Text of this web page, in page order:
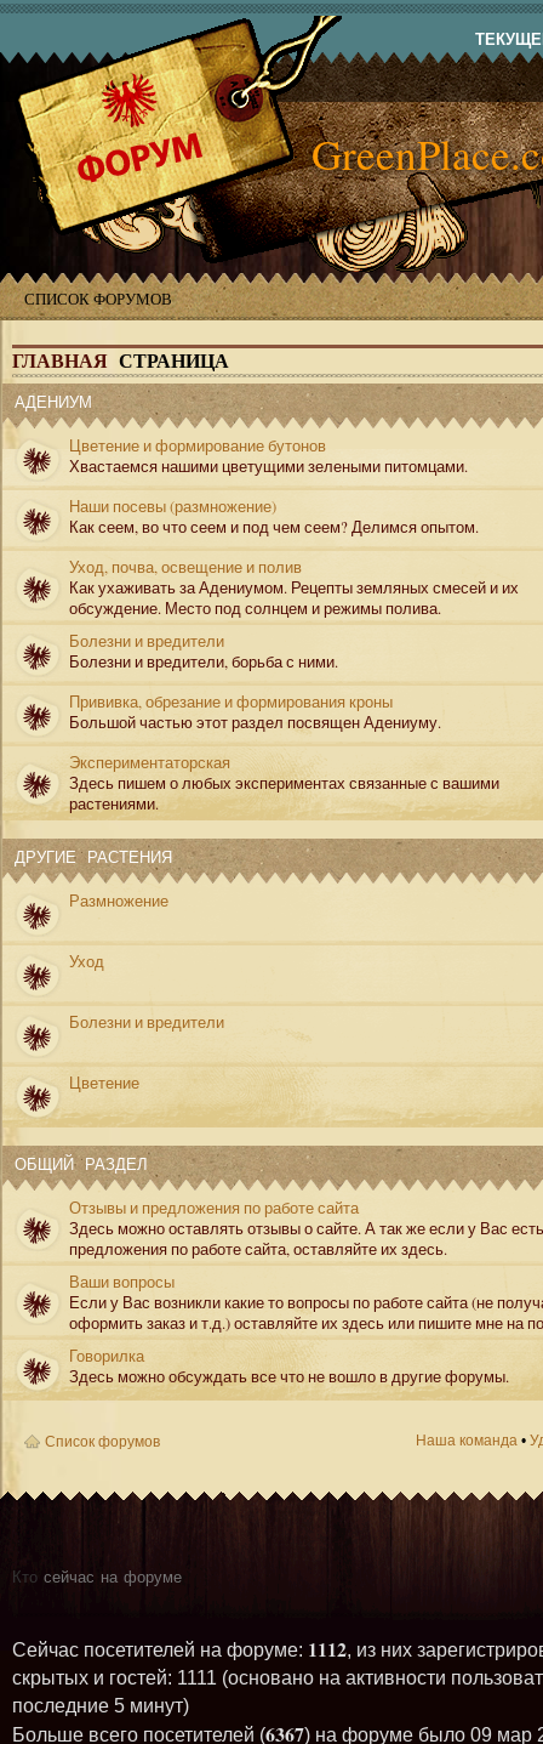
СПИСОК ФОРУМОВ
ГЛАВНАЯ СТРАНИЦА
АДЕНИУМ
Цветение и формирование бутонов
Хвастаемся нашими цветущими зелеными питомцами.
Наши посевы (размножение)
Как сеем, во что сеем и под чем сеем? Делимся опытом.
Уход, почва, освещение и полив
Как ухаживать за Адениумом. Рецепты земляных смесей и их
обсуждение. Место под солнцем и режимы полива.
Болезни и вредители
Болезни и вредители, борьба с ними.
Прививка, обрезание и формирования кроны
Большой частью этот раздел посвящен Адениуму.
Экспериментаторская
Здесь пишем о любых экспериментах связанные с вашими
растениями.
ДРУГИЕ РАСТЕНИЯ
Размножение
Уход
Болезни и вредители
Цветение
ОБЩИЙ РАЗДЕЛ
Отзывы и предложения по работе сайта
Здесь можно оставлять отзывы о сайте. А так же если у Вас есть
предложения по работе сайта, оставляйте их здесь.
Ваши вопросы
Если у Вас возникли какие то вопросы по работе сайта (не
оформить заказ и т.д.) оставляйте их здесь или пишите мне на
Говорилка
Здесь можно обсуждать все что не вошло в другие форумы.
Список форумов Наша команда •
Кто сейчас на форуме
Сейчас посетителей на форуме: 1112, из них
скрытых и гостей: 1111 (основано на активности
последние 5 минут)
Больше всего посетителей (6367) на форуме было 09 мар